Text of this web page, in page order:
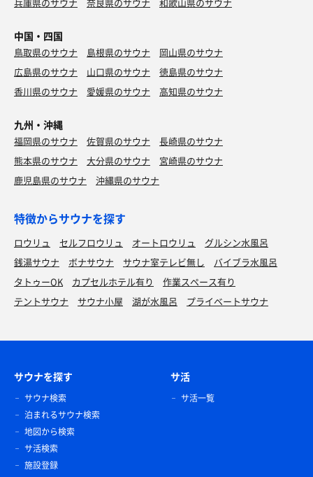
中国・四国
鳥取県のサウナ 島根県のサウナ
岡山県のサウナ
広島県のサウナ
山口県のサウナ
徳島県のサウナ
香川県のサウナ
愛媛県のサウナ 高知県のサウナ
九州・沖縄
福岡県のサウナ 佐賀県のサウナ
長崎県のサウナ
熊本県のサウナ
大分県のサウナ
宮崎県のサウナ
鹿児島県のサウナ
沖縄県のサウナ
特徴からサウナを探す
ロウリュ セルフロウリュ オートロウリュ
グルシン水風呂
銭湯サウナ
ボナサウナ サウナ室テレビ無し
バイブラ水風呂
タトゥーOK
カプセルホテル有り
作業スペース有り
テントサウナ
サウナ小屋 湖が水風呂 プライベートサウナ
サウナを探す
サウナ検索
泊まれるサウナ検索
地図から検索
サ活検索
施設登録
サ活
サ活一覧